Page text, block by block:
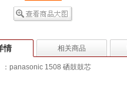
情 相关商品
：panasonic 1508 硒鼓鼓芯